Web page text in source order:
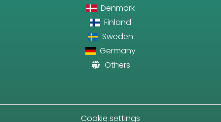
Denmark
Finland
Sweden
Germany
Others
Cookie settings